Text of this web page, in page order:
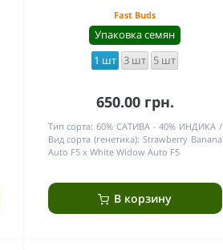
Fast Buds
Упаковка семян
1 шт 3 шт 5 шт
650.00 грн.
Тип сорта: 60% САТИВА - 40% ИНДИКА
Вид сорта (генетика): Strawberry Banana
Auto F5 x White Widow Auto F5
В корзину